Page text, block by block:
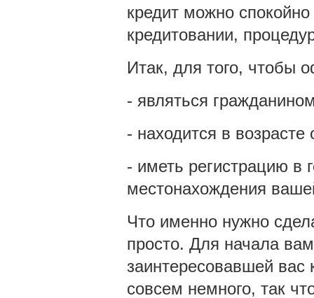
кредит можно
кредитовании,
Итак, для того, чтобы
- являться
- находится в возрасте
- иметь регистрацию в
местонахождения
Что именно нужно
просто. Для начала
заинтересовавшей
совсем немного, так